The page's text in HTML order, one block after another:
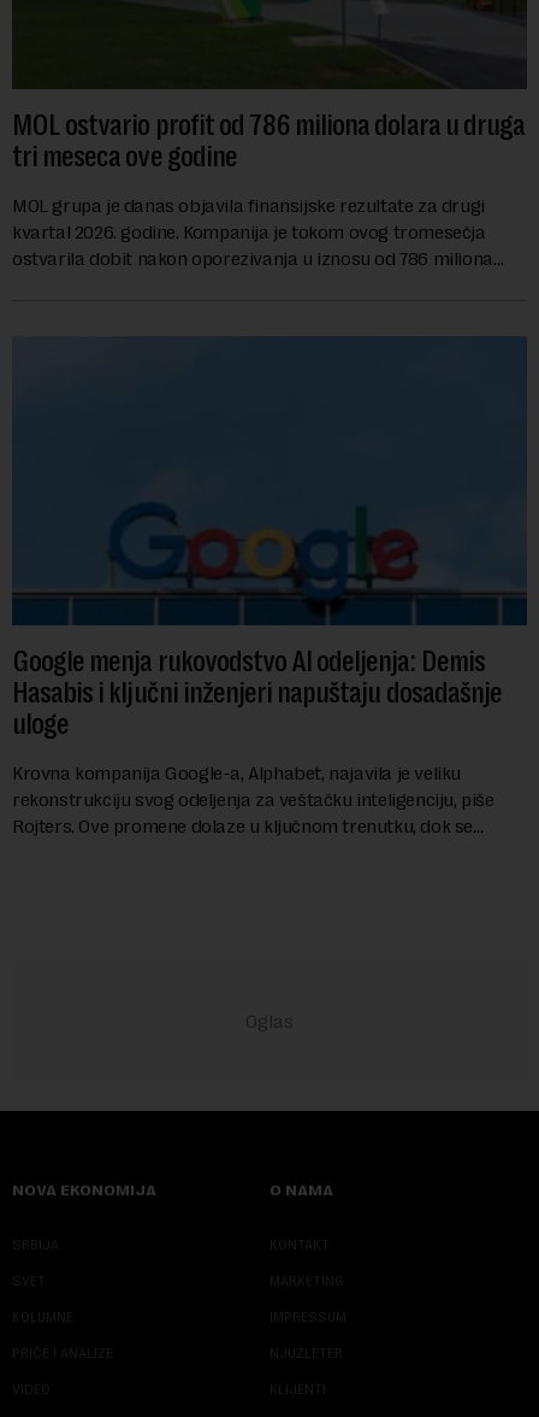
MOL ostvario profit od 786 miliona dolara u druga
tri meseca ove godine
MOL grupa je danas objavila finansijske rezultate za drugi
kvartal 2026. godine. Kompanija je tokom ovog tromesečja
ostvarila dobit nakon oporezivanja u iznosu od 786 miliona
Google menja rukovodstvo AI odeljenja: Demis
Hasabis i ključni inženjeri napuštaju dosadašnje
uloge
Krovna kompanija Google-a, Alphabet, najavila je veliku
rekonstrukciju svog odeljenja za veštačku inteligenciju, piše
Rojters. Ove promene dolaze u ključnom trenutku, dok se
NOVA EKONOMIJA
SRBIJA
SVET
KOLUMNE
PRIČE I ANALIZE
VIDEO
O NAMA
KONTAKT
MARKETING
IMPRESSUM
NJUZLETER
KLIJENTI